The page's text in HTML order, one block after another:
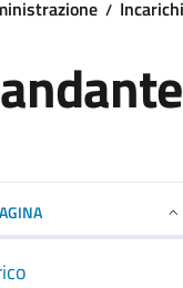
Incarichi